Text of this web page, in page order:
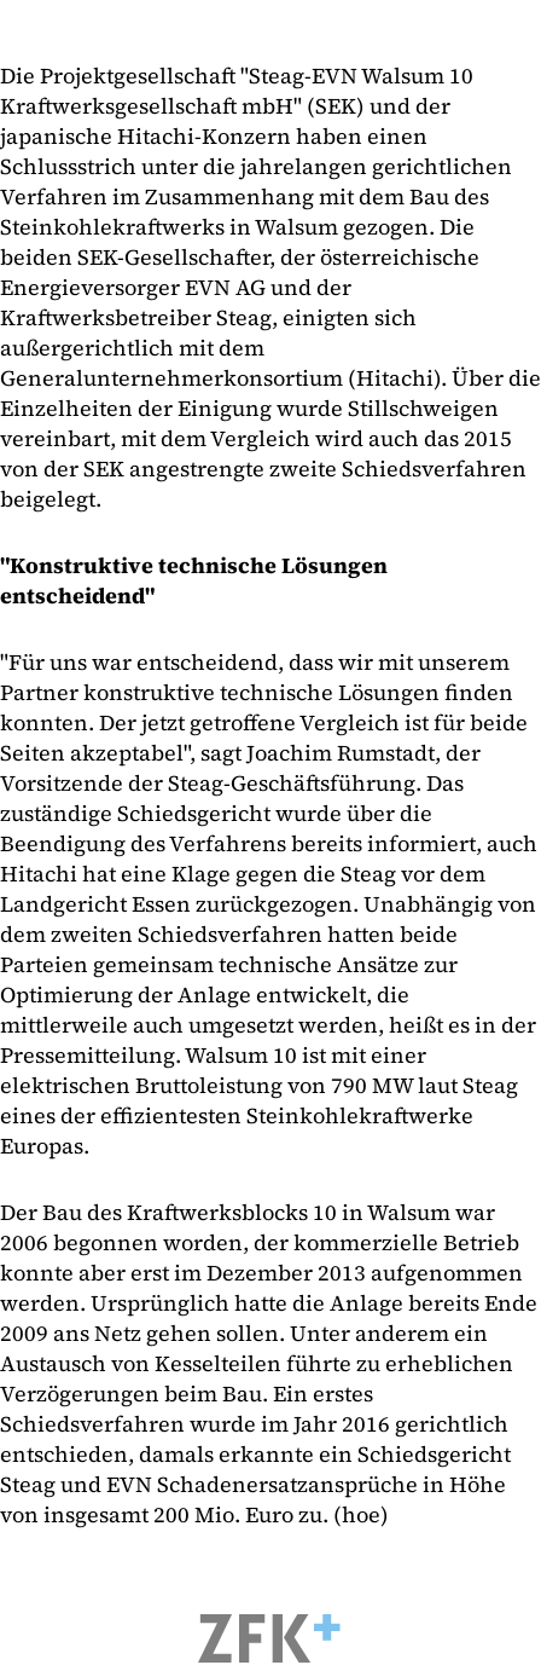
Die Projektgesellschaft "Steag-EVN Walsum 10
Kraftwerksgesellschaft mbH" (SEK) und der
japanische Hitachi-Konzern haben einen
Schlussstrich unter die jahrelangen gerichtlichen
Verfahren im Zusammenhang mit dem Bau des
Steinkohlekraftwerks in Walsum gezogen. Die
beiden SEK-Gesellschafter, der österreichische
Energieversorger EVN AG und der
Kraftwerksbetreiber Steag, einigten sich
außergerichtlich mit dem
Generalunternehmerkonsortium (Hitachi). Über die
Einzelheiten der Einigung wurde Stillschweigen
vereinbart, mit dem Vergleich wird auch das 2015
von der SEK angestrengte zweite Schiedsverfahren
beigelegt.
"Konstruktive technische Lösungen
entscheidend"
"Für uns war entscheidend, dass wir mit unserem
Partner konstruktive technische Lösungen finden
konnten. Der jetzt getroffene Vergleich ist für beide
Seiten akzeptabel", sagt Joachim Rumstadt, der
Vorsitzende der Steag-Geschäftsführung. Das
zuständige Schiedsgericht wurde über die
Beendigung des Verfahrens bereits informiert, auch
Hitachi hat eine Klage gegen die Steag vor dem
Landgericht Essen zurückgezogen. Unabhängig von
dem zweiten Schiedsverfahren hatten beide
Parteien gemeinsam technische Ansätze zur
Optimierung der Anlage entwickelt, die
mittlerweile auch umgesetzt werden, heißt es in der
Pressemitteilung. Walsum 10 ist mit einer
elektrischen Bruttoleistung von 790 MW laut Steag
eines der effizientesten Steinkohlekraftwerke
Europas.
Der Bau des Kraftwerksblocks 10 in Walsum war
2006 begonnen worden, der kommerzielle Betrieb
konnte aber erst im Dezember 2013 aufgenommen
werden. Ursprünglich hatte die Anlage bereits Ende
2009 ans Netz gehen sollen. Unter anderem ein
Austausch von Kesselteilen führte zu erheblichen
Verzögerungen beim Bau. Ein erstes
Schiedsverfahren wurde im Jahr 2016 gerichtlich
entschieden, damals erkannte ein Schiedsgericht
Steag und EVN Schadenersatzansprüche in Höhe
von insgesamt 200 Mio. Euro zu. (hoe)